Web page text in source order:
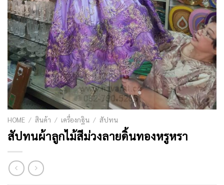
HOME / สินค้า / เครื่องกฐิน / สัปทน
สัปทนผ้าลูกไม้สีม่วงลายดิ้นทองหรูหรา